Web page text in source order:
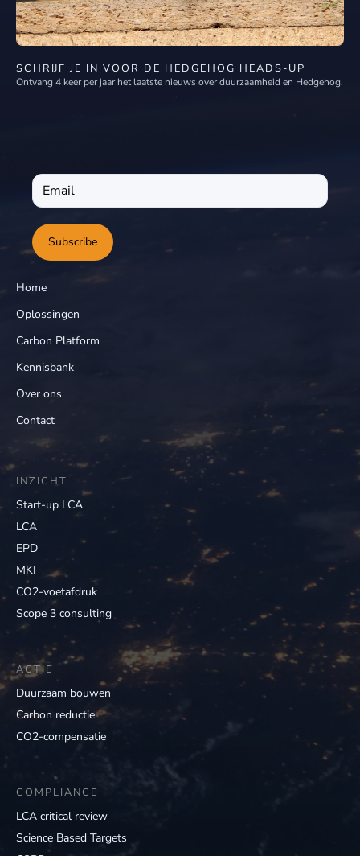
SCHRIJF JE IN VOOR DE HEDGEHOG HEADS-UP
Ontvang 4 keer per jaar het laatste nieuws over duurzaamheid en Hedgehog.
Subscribe
Home
Oplossingen
Carbon Platform
Kennisbank
Over ons
Contact
INZICHT
Start-up LCA
LCA
EPD
MKI
CO2-voetafdruk
Scope 3 consulting
ACTIE
Duurzaam bouwen
Carbon reductie
CO2-compensatie
COMPLIANCE
LCA critical review
Science Based Targets